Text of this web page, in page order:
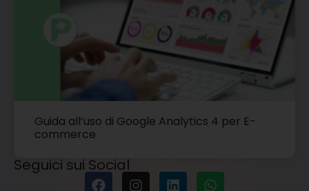
Guida all’uso di Google Analytics 4 per E-
commerce
Seguici sui Social